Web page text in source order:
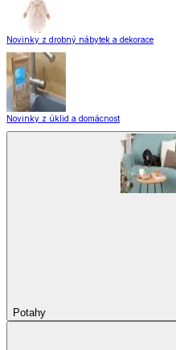
Novinky z drobný nábytek a dekorace
Novinky z úklid a domácnost
Potahy